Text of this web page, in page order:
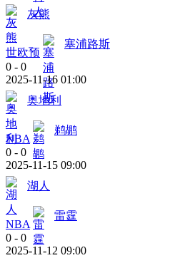
灰熊
世欧预
塞浦路斯
0 - 0
2025-11-16 01:00
奥地利
NBA
鹈鹕
0 - 0
2025-11-15 09:00
湖人
NBA
雷霆
0 - 0
2025-11-12 09:00